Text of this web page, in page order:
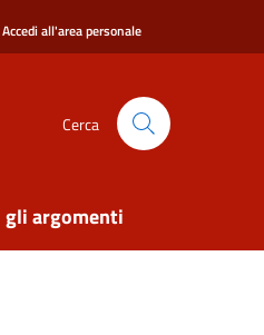
Accedi all'area personale
Cerca
argomenti